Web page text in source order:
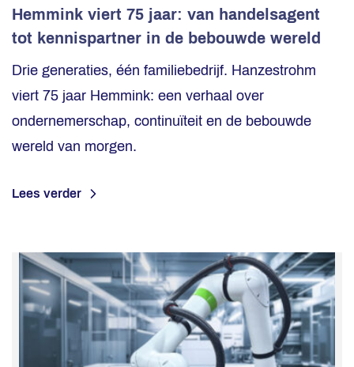
Hemmink viert 75 jaar: van handelsagent
tot kennispartner in de bebouwde wereld
Drie generaties, één familiebedrijf. Hanzestrohm
viert 75 jaar Hemmink: een verhaal over
ondernemerschap, continuïteit en de bebouwde
wereld van morgen.
Lees verder